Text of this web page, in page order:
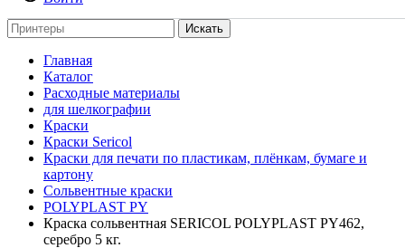
Искать
Главная
Каталог
Расходные материалы
для шелкографии
Краски
Краски Sericol
Краски для печати по пластикам, плёнкам, бумаге и
картону
Сольвентные краски
POLYPLAST PY
Краска сольвентная SERICOL POLYPLAST PY462,
серебро 5 кг.